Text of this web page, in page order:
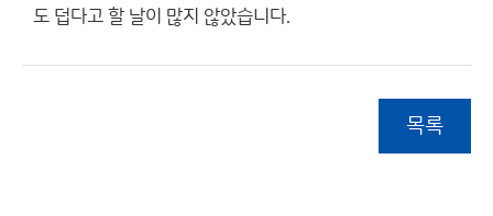
도 덥다고 할 날이 많지 않았습니다.
목록